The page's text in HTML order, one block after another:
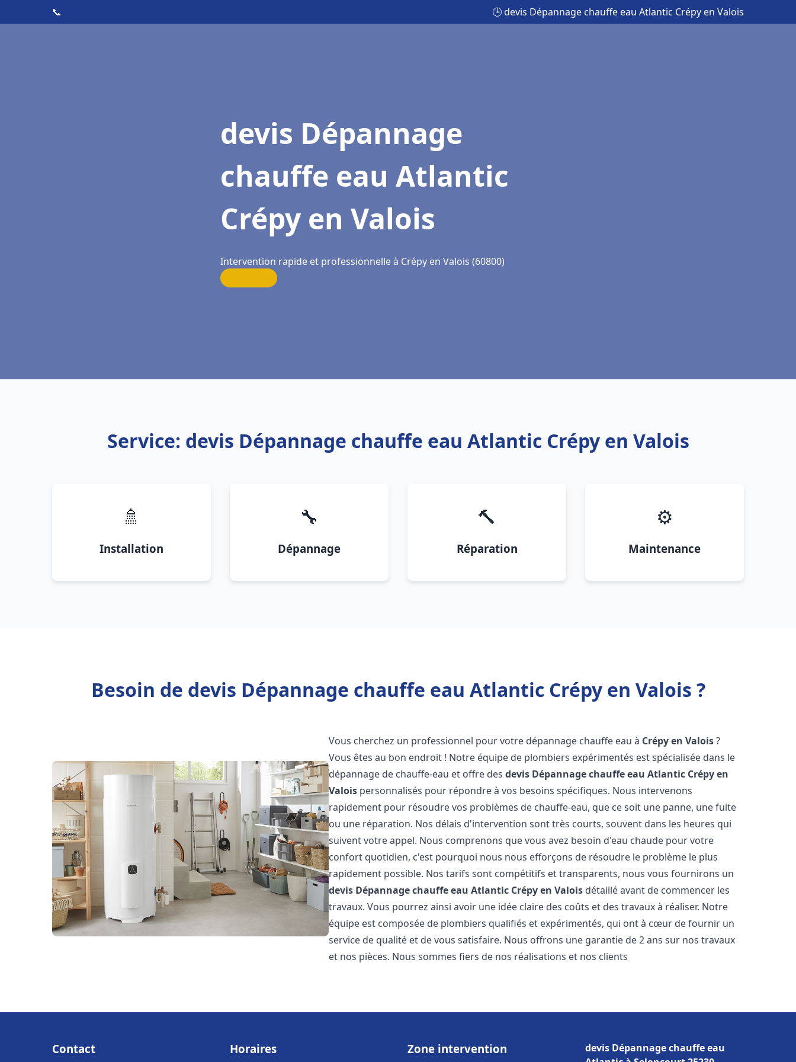
📞 🕒 devis Dépannage chauffe eau Atlantic Crépy en Valois
devis Dépannage
chauffe eau Atlantic
Crépy en Valois
Intervention rapide et professionnelle à Crépy en Valois (60800)
Service: devis Dépannage chauffe eau Atlantic Crépy en Valois
🚿
Installation
🔧
Dépannage
🔨
Réparation
⚙️
Maintenance
Besoin de devis Dépannage chauffe eau Atlantic Crépy en Valois ?
Vous cherchez un professionnel pour votre dépannage chauffe eau à Crépy en Valois?
Vous êtes au bon endroit ! Notre équipe de plombiers expérimentés est spécialisée dans le
dépannage de chauffe-eau et offre desdevis Dépannage chauffe eau Atlantic Crépy en
Valois personnalisés pour répondre à vos besoins spécifiques. Nous intervenons
rapidement pour résoudre vos problèmes de chauffe-eau, que ce soit une panne, une fuite
ou une réparation. Nos délais d'intervention sont très courts, souvent dans les heures qui
suivent votre appel. Nous comprenons que vous avez besoin d'eau chaude pour votre
confort quotidien, c'est pourquoi nous nous efforçons de résoudre le problème le plus
rapidement possible. Nos tarifs sont compétitifs et transparents, nous vous fournirons un
devis Dépannage chauffe eau Atlantic Crépy en Valois détaillé avant de commencer les
travaux. Vous pourrez ainsi avoir une idée claire des coûts et des travaux à réaliser. Notre
équipe est composée de plombiers qualifiés et expérimentés, qui ont à cœur de fournir un
service de qualité et de vous satisfaire. Nous offrons une garantie de 2 ans sur nos travaux
et nos pièces. Nous sommes fiers de nos réalisations et nos clients
Contact Horaires Zone intervention
devis Dépannage chauffe eau